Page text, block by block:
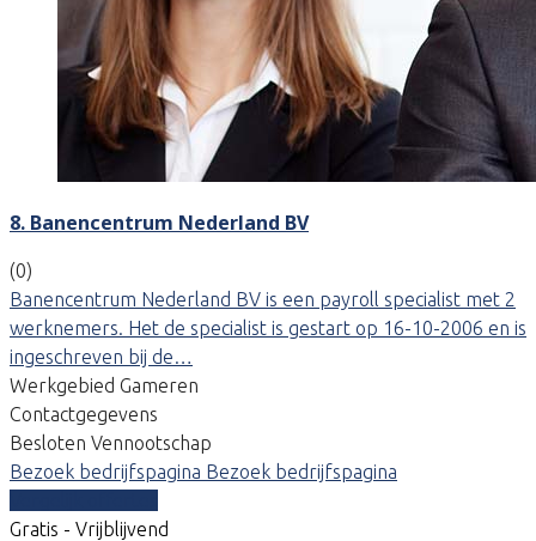
8. Banencentrum Nederland BV
(0)
Banencentrum Nederland BV is een payroll specialist met 2
werknemers. Het de specialist is gestart op 16-10-2006 en is
ingeschreven bij de…
Werkgebied Gameren
Contactgegevens
Besloten Vennootschap
Bezoek bedrijfspagina Bezoek bedrijfspagina
Gratis - Vrijblijvend